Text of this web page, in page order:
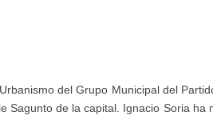
del Grupo Municipal del
Sagunto de la capital. Ignacio Soria